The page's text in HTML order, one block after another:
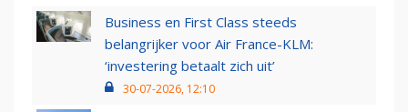
Business en First Class steeds
belangrijker voor Air France-KLM:
‘investering betaalt zich uit’
30-07-2026, 12:10